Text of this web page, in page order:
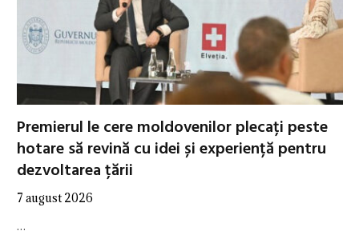
Premierul le cere moldovenilor plecați peste
hotare să revină cu idei și experiență pentru
dezvoltarea țării
7 august 2026
…